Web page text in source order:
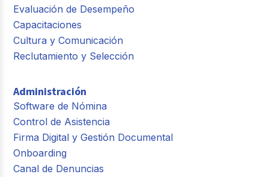
Evaluación de Desempeño
Capacitaciones
Cultura y Comunicación
Reclutamiento y Selección
Administración
Software de Nómina
Control de Asistencia
Firma Digital y Gestión Documental
Onboarding
Canal de Denuncias